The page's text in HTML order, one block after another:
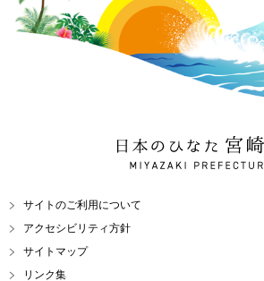
日本のひなた 宮崎県
MIYAZAKI PREFECTURE
サイトのご利用について
アクセシビリティ方針
サイトマップ
リンク集